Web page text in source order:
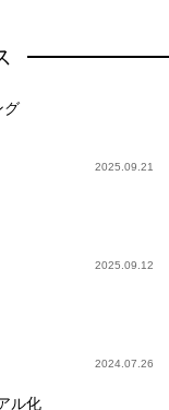
グ
2025.09.21
2025.09.12
2024.07.26
ル化